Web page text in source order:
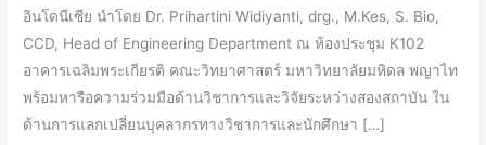
อินโดนีเซีย นำโดย Dr. Prihartini Widiyanti, drg., M.Kes, S. Bio,
CCD, Head of Engineering Department ณ ห้องประชุม K102
อาคารเฉลิมพระเกียรติ คณะวิทยาศาสตร์ มหาวิทยาลัยมหิดล พญาไท
พร้อมหารือความร่วมมือด้านวิชาการและวิจัยระหว่างสองสถาบัน ใน
ด้านการแลกเปลี่ยนบุคลากรทางวิชาการและนักศึกษา […]
ทาง
ด้าน
วิชาการ
และ
วิจัย